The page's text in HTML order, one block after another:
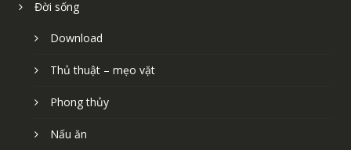
Đời sống
Download
Thủ thuật – mẹo vặt
Phong thủy
Nấu ăn